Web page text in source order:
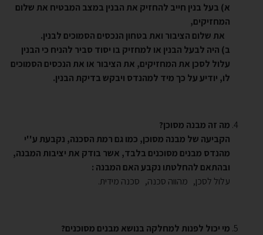
א) בעל בנין חייב להחזיק את הבנין במצב המבטיח את שלום
המחזיקים,
את שלום הציבור ואת בטחון הנכסים הסמוכים לבנין.
ב) היה לבעל הבנין או למחזיק בו יסוד סביר להניח כי הבנין
עלול לסכן את המחזיקים, את הציבור או את הנכסים הסמוכים
לו, יודיע על כך מיד למהנדס ויבקש בדיקת הבנין.
מה זה מבנה מסוכן?
הקביעה של מבנה מסוכן, כמו גם רמת הסכנה, נקבעת ע''י
מהנדס מבנים מסוכנים בלבד, אשר בודק את יציבות המבנה,
ובהתאם להחלטתו נקבע האם המבנה :
עלול לסכן, מהווה סכנה, סכנה מידית.
מי יכול לפנות למחלקה בנושא מבנים מסוכנים?